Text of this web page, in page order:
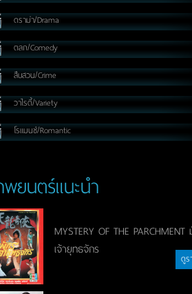
ดราม่า/Drama
ตลก/Comedy
สืบสวน/Crime
วาไรตี้/Variety
โรแมนซ์/Romantic
ยนตร์แนะนำ
MYSTERY OF THE PARCHMENT
เจ้ายุทธจักร
ดูร